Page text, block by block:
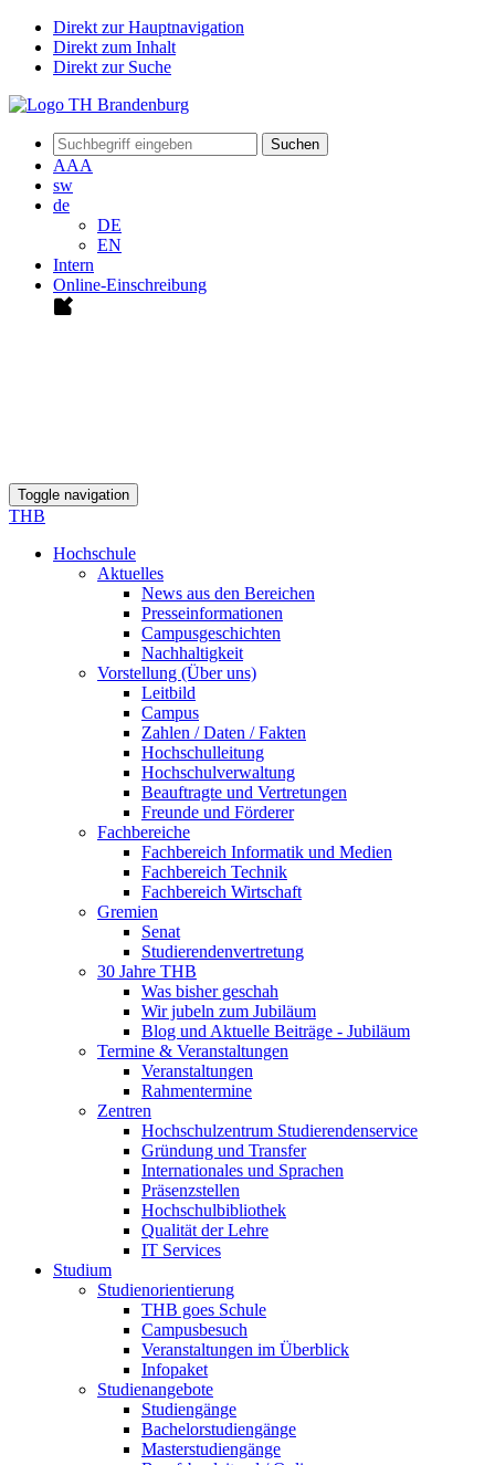
Direkt zur Hauptnavigation
Direkt zum Inhalt
Direkt zur Suche
Suchen
AAA
sw
de
DE
EN
Intern
Online-Einschreibung
Toggle navigation
THB
Hochschule
Aktuelles
News aus den Bereichen
Presseinformationen
Campusgeschichten
Nachhaltigkeit
Vorstellung (Über uns)
Leitbild
Campus
Zahlen / Daten / Fakten
Hochschulleitung
Hochschulverwaltung
Beauftragte und Vertretungen
Freunde und Förderer
Fachbereiche
Fachbereich Informatik und Medien
Fachbereich Technik
Fachbereich Wirtschaft
Gremien
Senat
Studierendenvertretung
30 Jahre THB
Was bisher geschah
Wir jubeln zum Jubiläum
Blog und Aktuelle Beiträge - Jubiläum
Termine & Veranstaltungen
Veranstaltungen
Rahmentermine
Zentren
Hochschulzentrum Studierendenservice
Gründung und Transfer
Internationales und Sprachen
Präsenzstellen
Hochschulbibliothek
Qualität der Lehre
IT Services
Studium
Studienorientierung
THB goes Schule
Campusbesuch
Veranstaltungen im Überblick
Infopaket
Studienangebote
Studiengänge
Bachelorstudiengänge
Masterstudiengänge